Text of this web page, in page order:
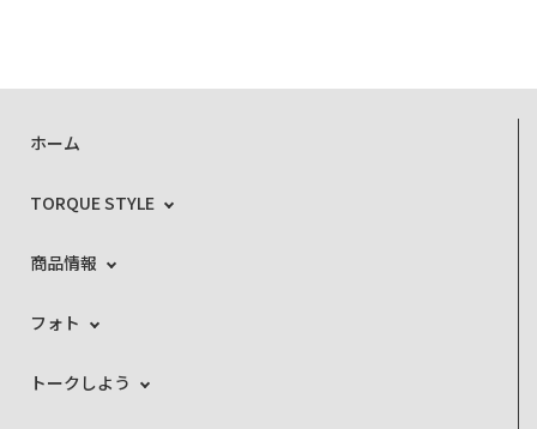
ホーム
TORQUE STYLE
商品情報
フォト
トークしよう